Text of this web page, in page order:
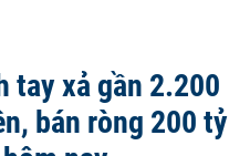
tay xả gần 2.200
bán ròng 200 tỷ